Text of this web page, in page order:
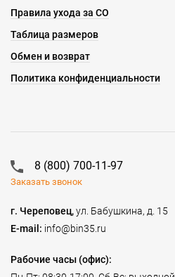
Правила ухода за СО
Таблица размеров
Обмен и возврат
Политика конфиденциальности
8 (800) 700-11-97
Заказать звонок
г. Череповец,ул. Бабушкина, д. 15
E-mail: info@bin35.ru
Рабочие часы (офис):